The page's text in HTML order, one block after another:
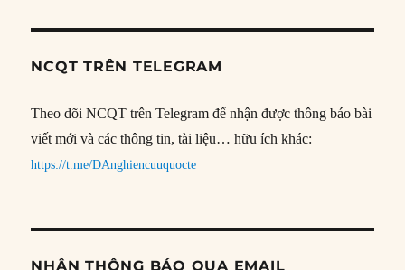
NCQT TRÊN TELEGRAM
Theo dõi NCQT trên Telegram để nhận được thông báo bài
viết mới và các thông tin, tài liệu… hữu ích khác:
https://t.me/DAnghiencuuquocte
NHẬN THÔNG BÁO QUA EMAIL